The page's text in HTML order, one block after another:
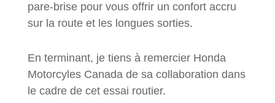
pare-brise pour vous offrir un confort accru
sur la route et les longues sorties.
En terminant, je tiens à remercier Honda
Motorcyles Canada de sa collaboration dans
le cadre de cet essai routier.